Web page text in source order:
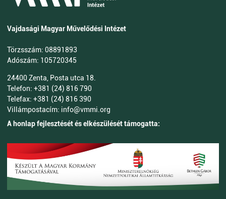
Vajdasági Magyar Művelődési Intézet
Törzsszám: 08891893
Adószám: 105720345
24400 Zenta, Posta utca 18.
Telefon: +381 (24) 816 790
Telefax: +381 (24) 816 390
Villámpostacím: info@vmmi.org
A honlap fejlesztését és elkészülését támogatta: